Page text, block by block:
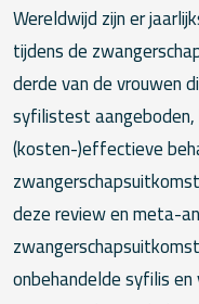
Wereldwijd zijn er
tijdens de
derde van de vrouwen
syfilistest
(kosten-)effectieve
deze review en meta-
onbehandelde syfilis